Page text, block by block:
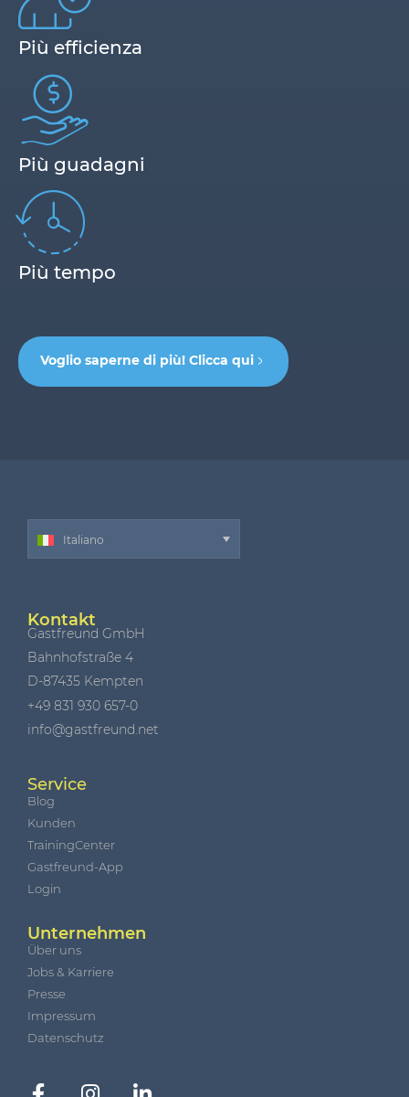
Più efficienza
Più guadagni
Più tempo
Voglio saperne di più! Clicca qui
Italiano
Kontakt
Gastfreund GmbH
Bahnhofstraße 4
D-87435 Kempten
+49 831 930 657-0
info@gastfreund.net
Service
Blog
Kunden
TrainingCenter
Gastfreund-App
Login
Unternehmen
Über uns
Jobs & Karriere
Presse
Impressum
Datenschutz